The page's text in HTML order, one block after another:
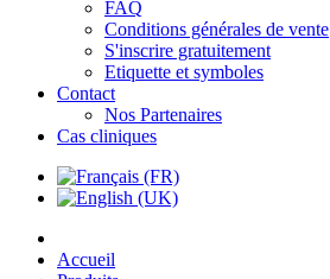
FAQ
Conditions générales de vente
S'inscrire gratuitement
Etiquette et symboles
Contact
Nos Partenaires
Cas cliniques
Accueil